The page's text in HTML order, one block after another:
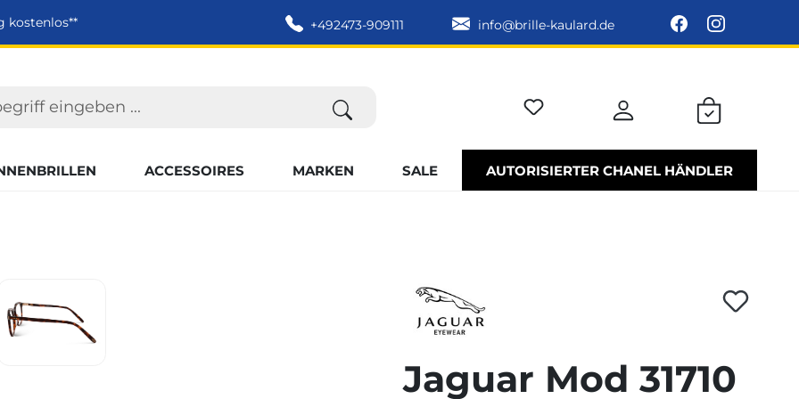
kostenlos** +492473-909111 info@brille-kaulard.de
ACCESSOIRES MARKEN SALE AUTORISIERTER CHANEL HÄNDLER
Jaguar Mod 31710